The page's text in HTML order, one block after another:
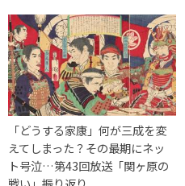
「どうする家康」何が三成を変
えてしまった？その最期にネッ
ト号泣…第43回放送「関ヶ原の